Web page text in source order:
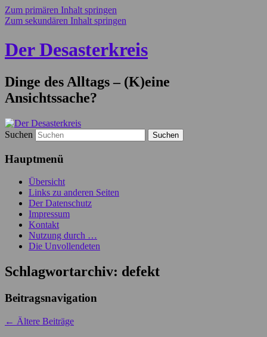
Zum primären Inhalt springen
Zum sekundären Inhalt springen
Der Desasterkreis
Dinge des Alltags – (K)eine
Ansichtssache?
Suchen
Hauptmenü
Übersicht
Links zu anderen Seiten
Der Datenschutz
Impressum
Kontakt
Nutzung durch …
Die Unvollendeten
Schlagwortarchiv: defekt
Beitragsnavigation
← Ältere Beiträge